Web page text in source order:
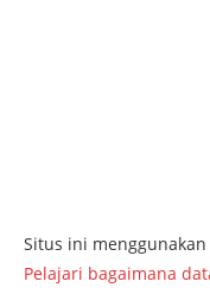
Situs ini
Pelajari bagaimana